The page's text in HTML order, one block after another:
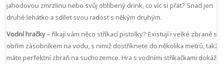
jahodovou zmrzlinu nebo svůj oblíbený drink, co víc si přát? Snad jen
druhé lehátko a sdílet svou radost s někým druhým.
Vodní hračky – říkají vám něco stříkací pistolky? Existují i velké zbraně s
obřím zásobníkem na vodu, s nimiž dostříknete do několika metrů, takže
máte perfektní zbraň na suchozemce. Hra s vodními stříkačkami dokáže